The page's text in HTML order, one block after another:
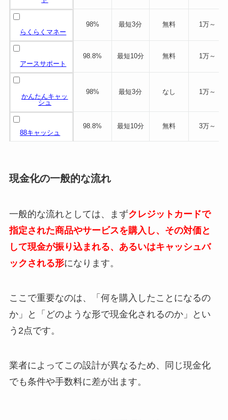
らくらくマネー
98% 最短3分 無料 1万～
アースサポート
98.8% 最短10分 無料 1万～
かんたんキャッ
シュ
98% 最短3分 なし 1万～
88キャッシュ
98.8% 最短10分 無料 3万～
現金化の一般的な流れ
一般的な流れとしては、まずクレジットカードで
指定された商品やサービスを購入し、その対価と
して現金が振り込まれる、あるいはキャッシュバ
ックされる形になります。
ここで重要なのは、「何を購入したことになるの
か」と「どのような形で現金化されるのか」とい
う2点です。
業者によってこの設計が異なるため、同じ現金化
でも条件や手数料に差が出ます。